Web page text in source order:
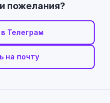
пожелания?
Телеграм
на почту